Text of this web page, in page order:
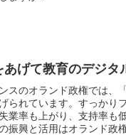
あげて教育のデジタ
スのオランド政権では、
られています。すっかり
業率も上がり、支持率も
振興と活用はオランド政